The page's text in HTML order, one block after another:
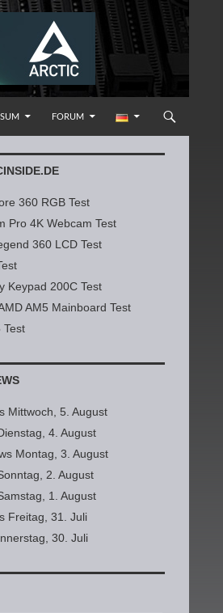
FORUM
360 RGB Test
Pro 4K Webcam Test
360 LCD Test
Keypad 200C Test
AM5 Mainboard Test
Test
Mittwoch, 5. August
4. August
Montag, 3. August
2. August
1. August
Freitag, 31. Juli
30. Juli